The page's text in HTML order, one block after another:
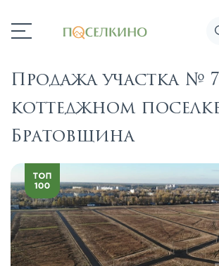
Продажа участка №
коттеджном
Братовщина